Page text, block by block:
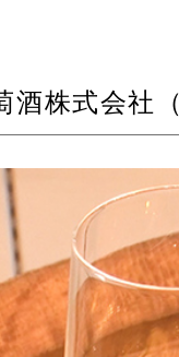
酒株式会社